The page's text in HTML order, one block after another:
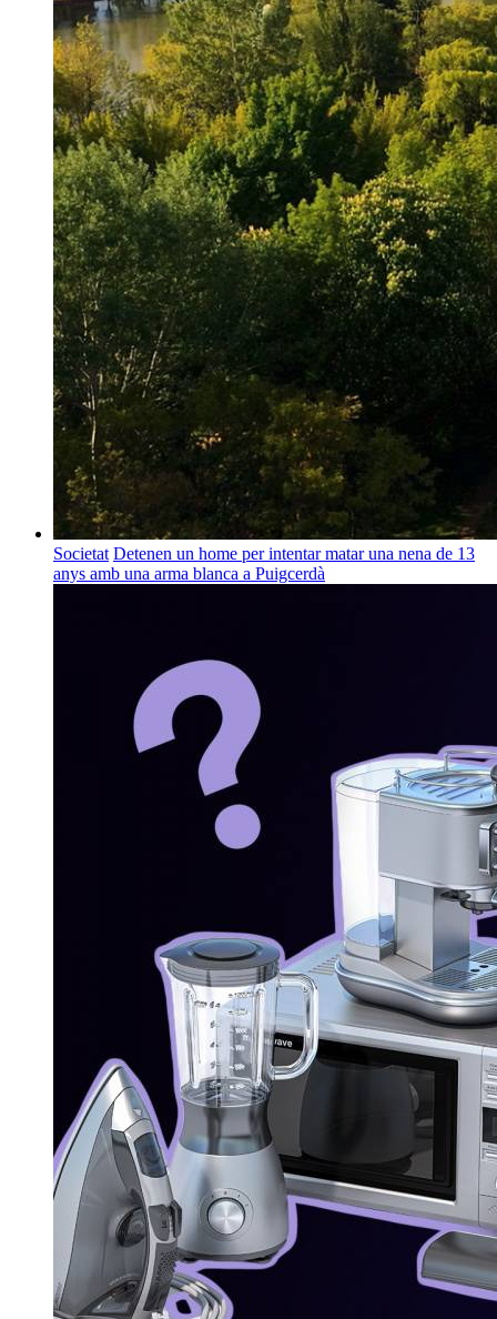
Societat Detenen un home per intentar matar una nena de 13
anys amb una arma blanca a Puigcerdà